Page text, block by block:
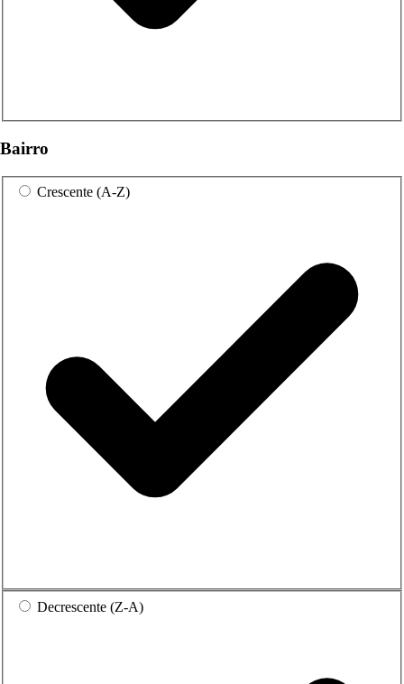
Bairro
Crescente (A-Z)
Decrescente (Z-A)